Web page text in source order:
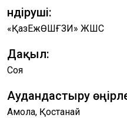
Өндіруші:
«ҚазЕжӨШҒЗИ» ЖШС
Дақыл:
Соя
Аудандастыру
Ақмола, Қостанай